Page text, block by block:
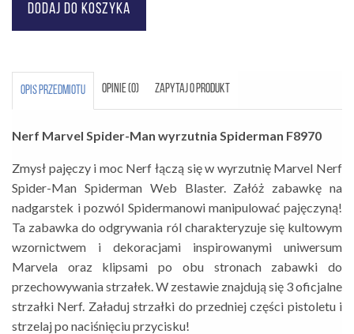
OPIS PRZEDMIOTU OPINIE (0) ZAPYTAJ O PRODUKT
Nerf Marvel Spider-Man wyrzutnia Spiderman F8970
Zmysł pajęczy i moc Nerf łączą się w wyrzutnię Marvel Nerf
Spider-Man Spiderman Web Blaster. Załóż zabawkę na
nadgarstek i pozwól Spidermanowi manipulować pajęczyną!
Ta zabawka do odgrywania ról charakteryzuje się kultowym
wzornictwem i dekoracjami inspirowanymi uniwersum
Marvela oraz klipsami po obu stronach zabawki do
przechowywania strzałek. W zestawie znajdują się 3 oficjalne
strzałki Nerf. Załaduj strzałki do przedniej części pistoletu i
strzelaj po naciśnięciu przycisku!